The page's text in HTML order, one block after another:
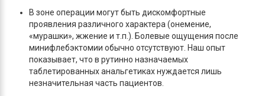
В зоне операции могут быть дискомфортные
проявления различного характера (онемение,
«мурашки», жжение и т.п.). Болевые ощущения после
минифлебэктомии обычно отсутствуют. Наш опыт
показывает, что в рутинно назначаемых
таблетированных анальгетиках нуждается лишь
незначительная часть пациентов.